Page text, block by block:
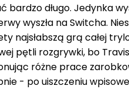
długo. Jedynka
wyszła na Switcha.
najsłabszą grą całej
pętli rozgrywki, bo
różne prace
- po uiszczeniu